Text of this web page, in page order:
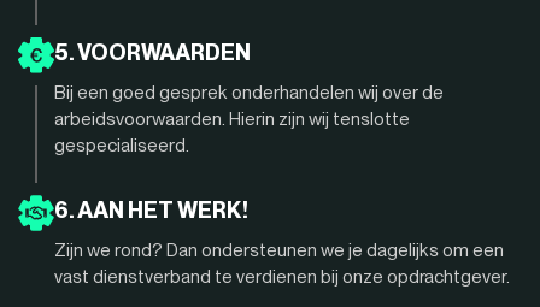
5. VOORWAARDEN
Bij een goed gesprek onderhandelen wij over de
arbeidsvoorwaarden. Hierin zijn wij tenslotte
gespecialiseerd.
6. AAN HET WERK!
Zijn we rond? Dan ondersteunen we je dagelijks om een
vast dienstverband te verdienen bij onze opdrachtgever.